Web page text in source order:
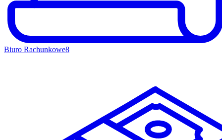
Biuro Rachunkowe8